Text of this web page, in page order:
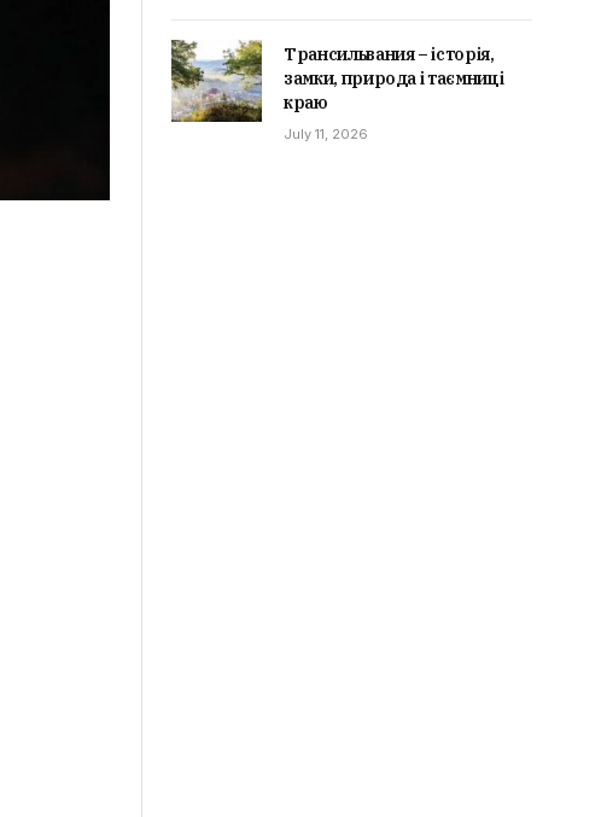
Трансильвания – історія,
замки, природа і таємниці
краю
July 11, 2026